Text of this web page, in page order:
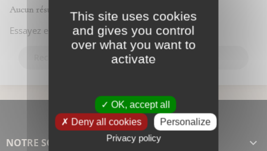
Aucun résultat trouvé
Essayez en utilisant la recherche
NOTRE SOCIÉTÉ 
This site uses cookies
and gives you control
over what you want to
activate
OK, accept all
Deny all cookies
Personalize
Privacy policy